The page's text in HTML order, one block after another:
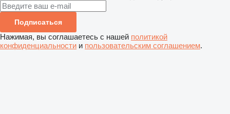
Подписаться
Нажимая, вы соглашаетесь с нашей политикой
конфиденциальности и пользовательским соглашением.